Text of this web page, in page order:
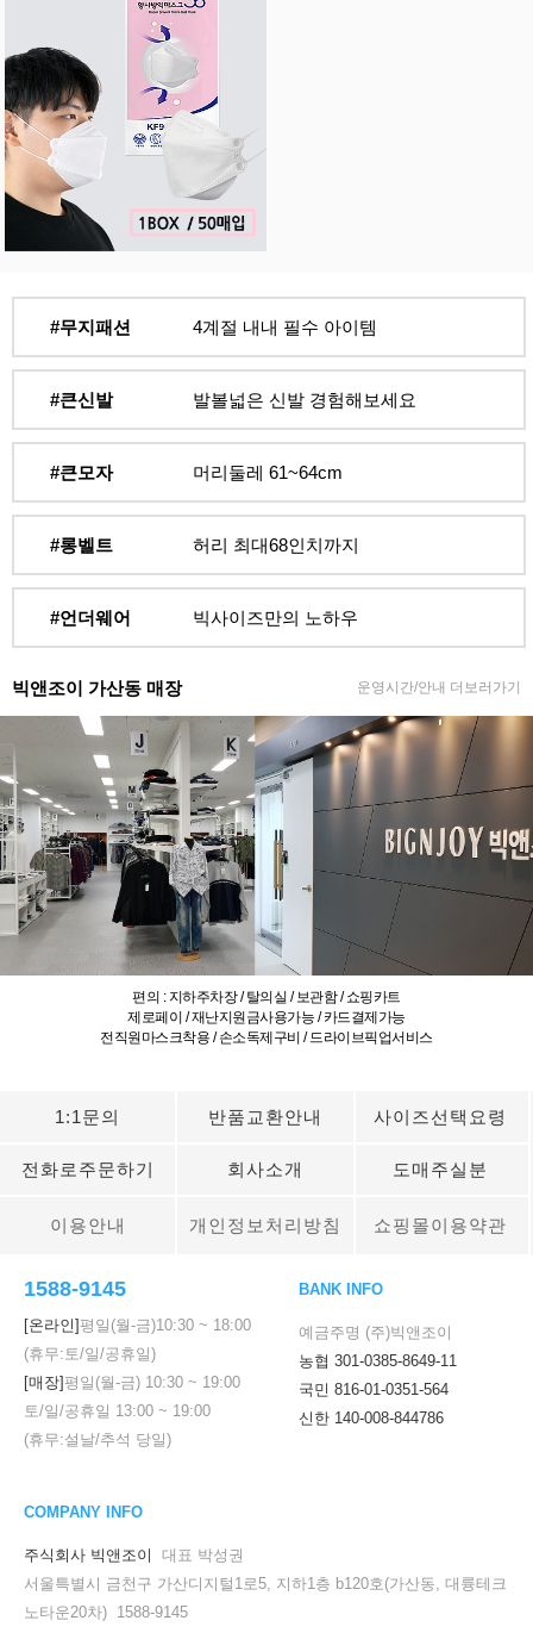
#무지패션 4계절 내내 필수 아이템
#큰신발 발볼넓은 신발 경험해보세요
#큰모자 머리둘레 61~64cm
#롱벨트 허리 최대68인치까지
#언더웨어 빅사이즈만의 노하우
빅앤조이 가산동 매장 운영시간/안내 더보러가기
편의 : 지하주차장 / 탈의실 / 보관함 / 쇼핑카트
제로페이 / 재난지원금사용가능 / 카드결제가능
전직원마스크착용 / 손소독제구비 / 드라이브픽업서비스
1:1문의 반품교환안내 사이즈선택요령
전화로주문하기 회사소개 도매주실분
이용안내 개인정보처리방침 쇼핑몰이용약관
1588-9145
[온라인]평일(월-금)10:30 ~ 18:00
(휴무:토/일/공휴일)
[매장]평일(월-금) 10:30 ~ 19:00
토/일/공휴일 13:00 ~ 19:00
(휴무:설날/추석 당일)
BANK INFO
예금주명 (주)빅앤조이
농협 301-0385-8649-11
국민 816-01-0351-564
신한 140-008-844786
COMPANY INFO
주식회사 빅앤조이
대표 박성권
서울특별시 금천구 가산디지털1로5, 지하1층 b120호(가산동, 대륭테크
노타운20차) 1588-9145